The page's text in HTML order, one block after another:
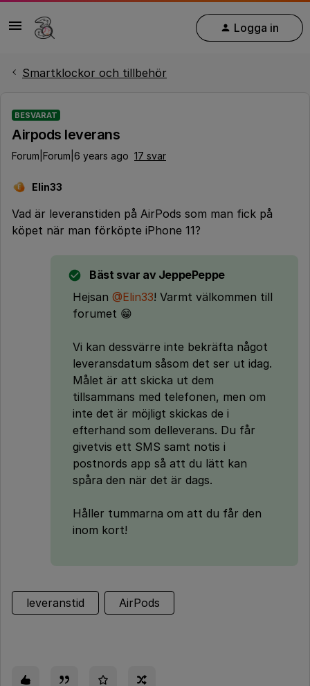
Logga in
Smartklockor och tillbehör
BESVARAT
Airpods leverans
Forum|Forum|6 years ago 17 svar
E Elin33
Vad är leveranstiden på AirPods som man fick på
köpet när man förköpte iPhone 11?
Bäst svar av JeppePeppe
Hejsan @Elin33! Varmt välkommen till
forumet 😁
Vi kan dessvärre inte bekräfta något
leveransdatum såsom det ser ut idag.
Målet är att skicka ut dem
tillsammans med telefonen, men om
inte det är möjligt skickas de i
efterhand som delleverans. Du får
givetvis ett SMS samt notis i
postnords app så att du lätt kan
spåra den när det är dags.
Håller tummarna om att du får den
inom kort!
leveranstid AirPods